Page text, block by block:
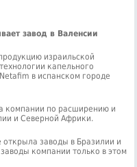
завод в Валенсии
израильской
капельного
в испанском городе
компании по расширению и
и Северной Африки.
заводы в Бразилии и
компании только в этом